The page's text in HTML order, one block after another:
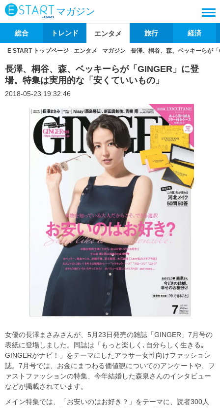
マガジン
総合 トレンド エンタメ 旅行 経済
E START トップページ エンタメ マガジン 長澤、桐谷、森、ベッキーらが
長澤、桐谷、森、ベッキーらが「GINGER」に登
場。特集は実用的な「安くていいもの」
2018-05-23 19:32:46
女優の長澤まさみさんが、5月23日発売の雑誌「GINGER」7月号の
表紙に登場しました。同誌は「もっと楽しく､自分らしく生きる｡
GINGERがナビ！」をテーマにしたアラサー女性向けファッション
誌。7月号では、お金にまつわる価値観についてのアンケートや、フ
ァストファッションの特集、今年結婚した森泉さんのインタビュー
などが掲載されています。
メイン特集では、「お安いのはお好き？」をテーマに、読者300人